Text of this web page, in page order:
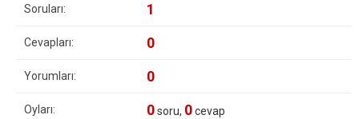
Soruları: 1
Cevapları: 0
Yorumları: 0
Oyları: 0soru, 0cevap